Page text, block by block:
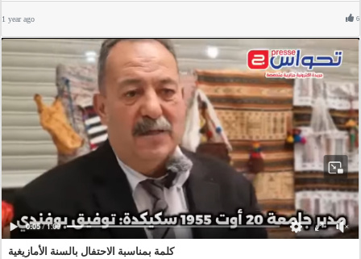
1 year ago 6
كلمة بمناسبة الاحتفال بالسنة الأمازيغية